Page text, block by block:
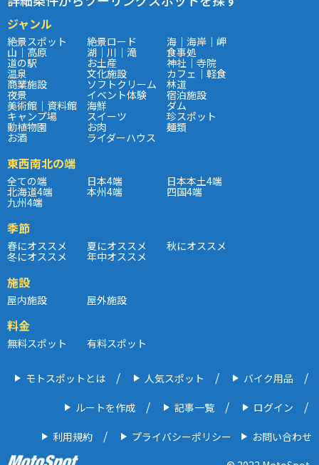
ジャンル
絶景スポット 絶景ロード 海｜海岸｜岬
山｜高原 湖｜川｜滝 食事処
道の駅 お土産 神社｜寺院
温泉 文化施設 カフェ｜軽食
商業施設 ソフトクリーム 林道
夜景 イベント体験 宿泊施設
美術館｜資料館 海鮮 ダム
キャンプ場 スイーツ 珍スポット
動植物園 お肉 麺類
お酒 ライダーハウス
東西南北の端
全ての端 日本4端 日本本土4端
北海道4端 本州4端 四国4端
九州4端
季節
春にオススメ 夏にオススメ 秋にオススメ
冬にオススメ 年中オススメ
施設
屋内施設 屋外施設
料金
無料スポット 有料スポット
モトスポットとは 人気スポット バイク用品
ルートを作成 記事一覧 ログイン
利用規約 プライバシーポリシー
お問い合わせ